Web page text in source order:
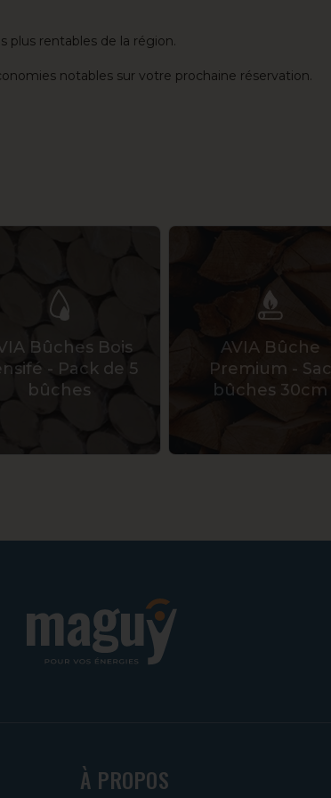
plus rentables de la région.
notables sur votre prochaine réservation.
Bûches Bois
- Pack de 5
bûches
AVIA Bûche
Premium - Sac
bûches 30cm
À PROPOS